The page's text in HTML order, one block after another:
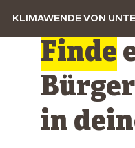
KLIMAWENDE VON
Finde
in